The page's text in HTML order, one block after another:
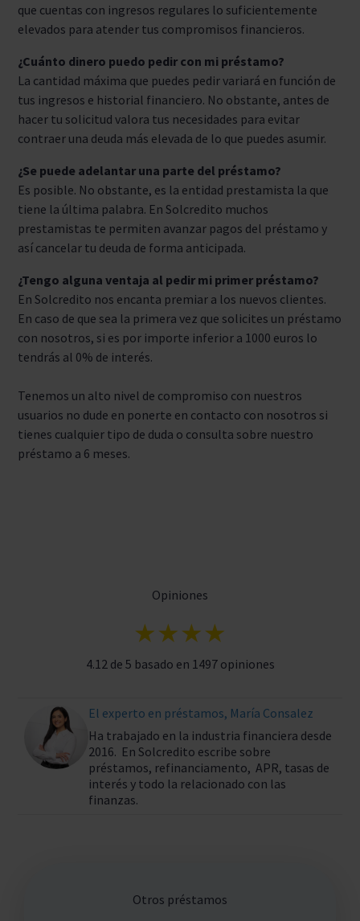
que cuentas con ingresos regulares lo suficientemente
elevados para atender tus compromisos financieros.
¿Cuánto dinero puedo pedir con mi préstamo?
La cantidad máxima que puedes pedir variará en función de
tus ingresos e historial financiero. No obstante, antes de
hacer tu solicitud valora tus necesidades para evitar
contraer una deuda más elevada de lo que puedes asumir.
¿Se puede adelantar una parte del préstamo?
Es posible. No obstante, es la entidad prestamista la que
tiene la última palabra. En Solcredito muchos
prestamistas te permiten avanzar pagos del préstamo y
así cancelar tu deuda de forma anticipada.
¿Tengo alguna ventaja al pedir mi primer préstamo?
En Solcredito nos encanta premiar a los nuevos clientes.
En caso de que sea la primera vez que solicites un préstamo
con nosotros, si es por importe inferior a 1000 euros lo
tendrás al 0% de interés.
Tenemos un alto nivel de compromiso con nuestros
usuarios no dude en ponerte en contacto con nosotros si
tienes cualquier tipo de duda o consulta sobre nuestro
préstamo a 6 meses.
Opiniones
★★★★
4.12 de 5 basado en 1497 opiniones
El experto en préstamos, María Consalez
Ha trabajado en la industria financiera desde
2016. En Solcredito escribe sobre
préstamos, refinanciamento, APR, tasas de
interés y todo la relacionado con las
finanzas.
Otros préstamos